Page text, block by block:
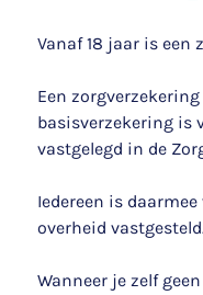
Vanaf 18 jaar is een
Een
basisverzekering is
vastgelegd in de
Iedereen is
overheid
Wanneer je zelf